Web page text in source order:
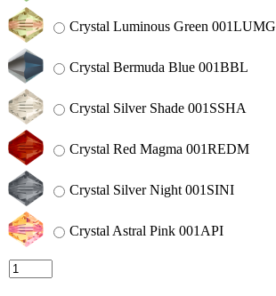
Crystal Luminous Green 001LUMG
Crystal Bermuda Blue 001BBL
Crystal Silver Shade 001SSHA
Crystal Red Magma 001REDM
Crystal Silver Night 001SINI
Crystal Astral Pink 001API